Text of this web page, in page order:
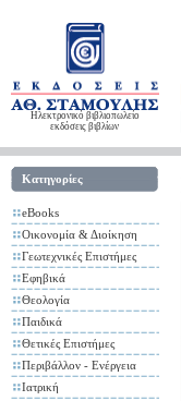
Ηλεκτρονικό βιβλιοπωλείο
εκδόσεις βιβλίων
Κατηγορίες
eBooks
Οικονομία & Διοίκηση
Γεωτεχνικές Επιστήμες
Εφηβικά
Θεολογία
Παιδικά
Θετικές Επιστήμες
Περιβάλλον - Ενέργεια
Ιατρική